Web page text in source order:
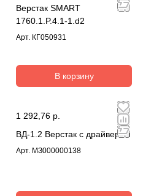
Верстак SMART
1760.1.P.4.1-1.d2
Арт. КГ050931
В корзину
1 292,76 р.
ВД-1.2 Верстак с драйвером
Арт. МЗ000000138